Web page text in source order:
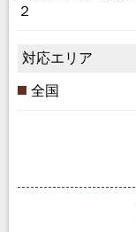
２
対応エリア
全国